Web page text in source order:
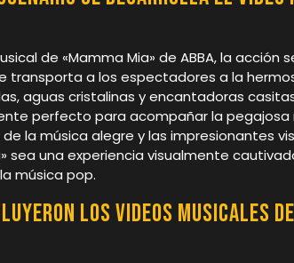
de «Mamma Mia» de ABBA, la acción
transporta a los espectadores a la
aguas cristalinas y encantadoras
perfecto para acompañar la pegajosa
la música alegre y las impresionantes
sea una experiencia visualmente
música pop.
los videos musicales